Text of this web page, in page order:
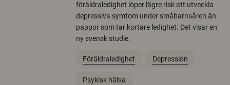
föräldraledighet löper lägre risk att utveckla
depressiva symtom under småbarnsåren än
pappor som tar kortare ledighet. Det visar en
ny svensk studie.
Föräldraledighet Depression
Psykisk hälsa